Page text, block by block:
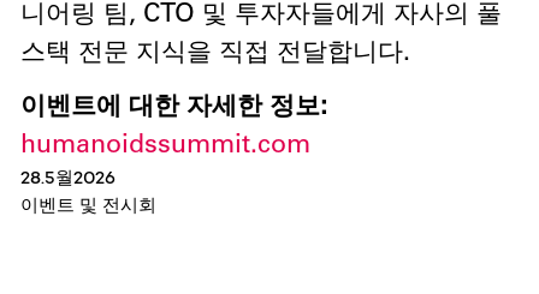
니어링 팀, CTO 및 투자자들에게 자사의 풀
스택 전문 지식을 직접 전달합니다.
이벤트에 대한 자세한 정보:
humanoidssummit.com
28.5월2026
이벤트 및 전시회